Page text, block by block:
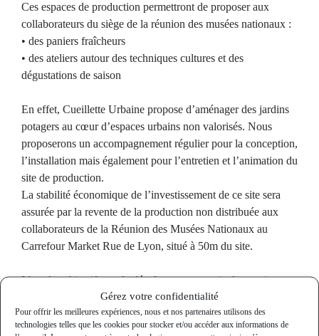
Gérez votre confidentialité
Pour offrir les meilleures expériences, nous et nos partenaires utilisons des
technologies telles que les cookies pour stocker et/ou accéder aux informations de
Ces espaces de production permettront de proposer aux
collaborateurs du siège de la réunion des musées nationaux :
• des paniers fraîcheurs
• des ateliers autour des techniques cultures et des
dégustations de saison
En effet, Cueillette Urbaine propose d’aménager des jardins
potagers au cœur d’espaces urbains non valorisés. Nous
proposerons un accompagnement régulier pour la conception,
l’installation mais également pour l’entretien et l’animation du
site de production.
La stabilité économique de l’investissement de ce site sera
assurée par la revente de la production non distribuée aux
collaborateurs de la Réunion des Musées Nationaux au
Carrefour Market Rue de Lyon, situé à 50m du site.
L’un des objectifs est de développer une agriculture saine
basée sur des concepts permacoles permettant de fournir des
produits frais. L’autre est de développer la cohésion d’équipe
et la création d’espace de bien-être en entreprise, tout en